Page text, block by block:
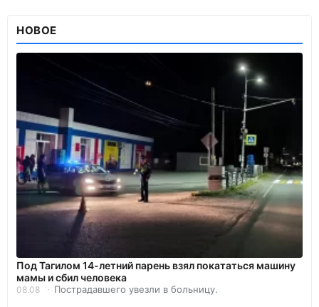
НОВОЕ
Под Тагилом 14-летний парень взял покататься машину
мамы и сбил человека
08.08 Пострадавшего увезли в больницу.